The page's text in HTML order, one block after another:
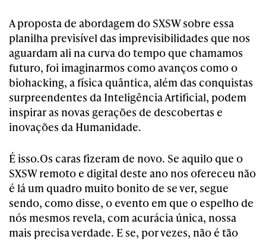
A proposta de abordagem do SXSW sobre essa
planilha previsível das imprevisibilidades que nos
aguardam ali na curva do tempo que chamamos
futuro, foi imaginarmos como avanços como o
biohacking, a física quântica, além das conquistas
surpreendentes da Inteligência Artificial, podem
inspirar as novas gerações de descobertas e
inovações da Humanidade.
É isso.Os caras fizeram de novo. Se aquilo que o
SXSW remoto e digital deste ano nos ofereceu não
é lá um quadro muito bonito de se ver, segue
sendo, como disse, o evento em que o espelho de
nós mesmos revela, com acurácia única, nossa
mais precisa verdade. E se, por vezes, não é tão